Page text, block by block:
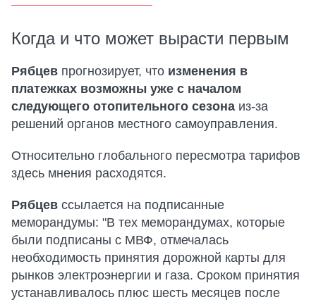
Когда и что может вырасти первым
Рябцев прогнозирует, что изменения в
платежках возможны уже с началом
следующего отопительного сезона из-за
решений органов местного самоуправления.
Относительно глобального пересмотра тарифов
здесь мнения расходятся.
Рябцев ссылается на подписанные
меморандумы: "В тех меморандумах, которые
были подписаны с МВФ, отмечалась
необходимость принятия дорожной карты для
рынков электроэнергии и газа. Сроком принятия
устанавливалось плюс шесть месяцев после